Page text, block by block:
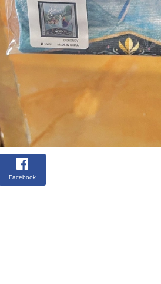
Facebook